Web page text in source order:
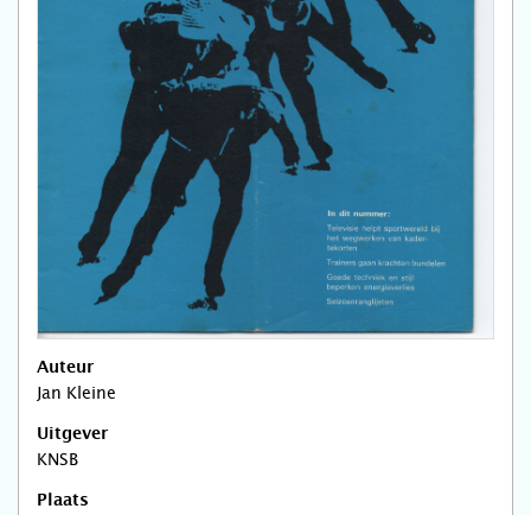
Auteur
Jan Kleine
Uitgever
KNSB
Plaats